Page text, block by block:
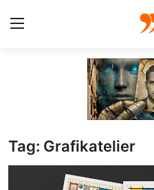
Galerie
Tag: Grafikatelier